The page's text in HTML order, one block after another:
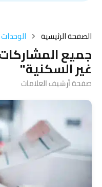
الصفحة الرئيسية
جميع
غير السكنية"
صفحة أرشيف العلامات